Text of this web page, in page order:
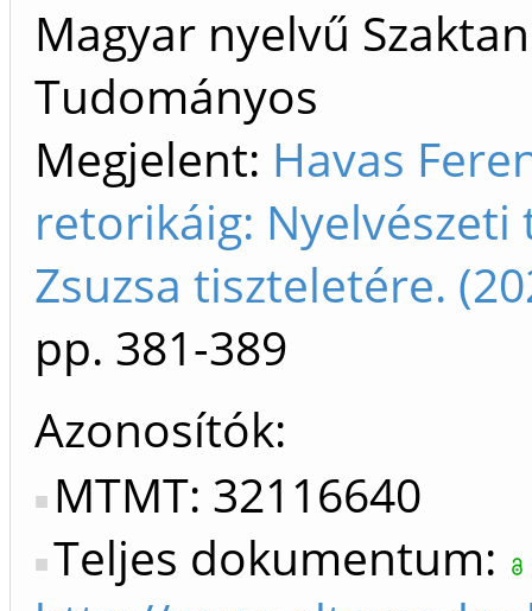
Magyar nyelvű
Tudományos
Megjelent: Havas
retorikáig:
Zsuzsa tiszteletére.
pp. 381-389
Azonosítók
MTMT: 32116640
Teljes dokumentum: